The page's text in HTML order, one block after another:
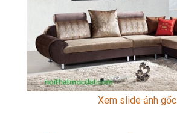
Xem slide ảnh gốc